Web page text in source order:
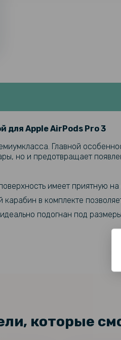
для Apple AirPods Pro 3
Главной
но и предотвращает
имеет приятную
карабин в комплекте
подогнан под
которые